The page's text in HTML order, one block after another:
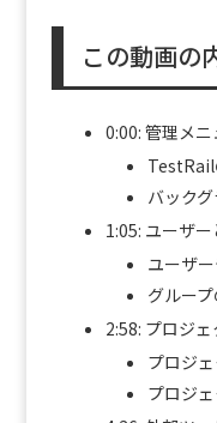
この動画の
0:00: 管理メニ
TestRail
バック
1:05: ユーザ
ユーザ
グルー
2:58: プロジェ
プロジ
プロジ